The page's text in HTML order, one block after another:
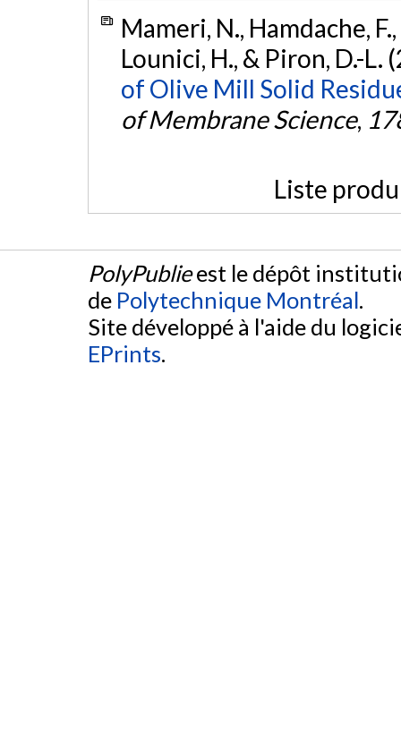
Mameri, N., Hamdache,
Lounici, H., & Piron, D.-L.
of Olive Mill Solid
of Membrane Science,
Liste
PolyPublieest le dépôt
de Polytechnique Montréal.
Site développé à l'aide du
EPrints.